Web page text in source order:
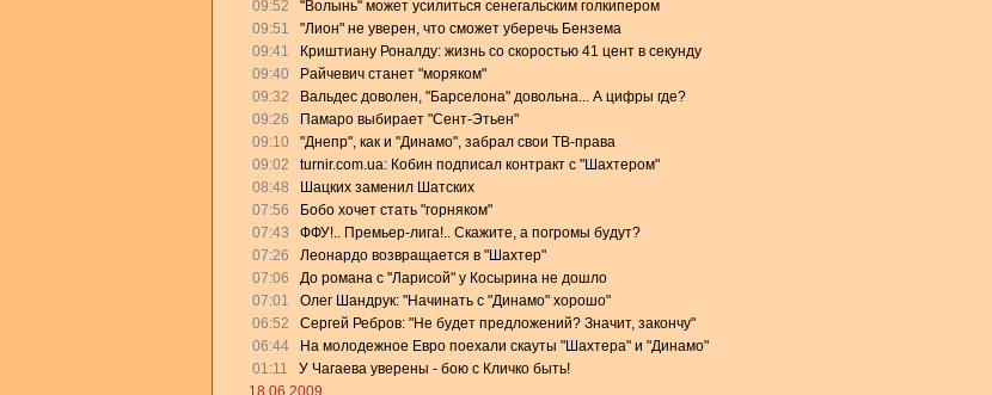
09:52
"Волынь" может усилиться сенегальским голкипером
09:51
"Лион" не уверен, что сможет уберечь Бензема
09:41
Криштиану Роналду: жизнь со скоростью 41 цент в секунду
09:40
Райчевич станет "моряком"
09:32
Вальдес доволен, "Барселона" довольна... А цифры где?
09:26
Памаро выбирает "Сент-Этьен"
09:10
"Днепр", как и "Динамо", забрал свои ТВ-права
09:02
turnir.com.ua: Кобин подписал контракт с "Шахтером"
08:48
Шацких заменил Шатских
07:56
Бобо хочет стать "горняком"
07:43
ФФУ!.. Премьер-лига!.. Скажите, а погромы будут?
07:26
Леонардо возвращается в "Шахтер"
07:06
До романа с "Ларисой" у Косырина не дошло
07:01
Олег Шандрук: "Начинать с "Динамо" хорошо"
06:52
Сергей Ребров: "Не будет предложений? Значит, закончу"
06:44
На молодежное Евро поехали скауты "Шахтера" и "Динамо"
01:11
У Чагаева уверены - бою с Кличко быть!
18.06.2009